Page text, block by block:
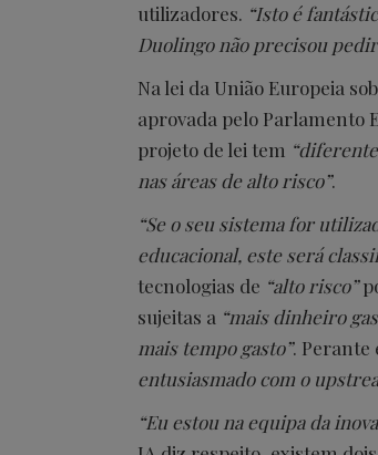
utilizadores. “Isto é
Duolingo não precisou
Na lei da União Europeia
aprovada pelo Parlamento
projeto de lei tem
nas áreas de alto risco”.
“Se o seu sistema for
educacional, este será
tecnologias de “alto risco”
sujeitas a “mais dinheiro
mais tempo gasto”. Perante
entusiasmado com o
“Eu estou na equipa da